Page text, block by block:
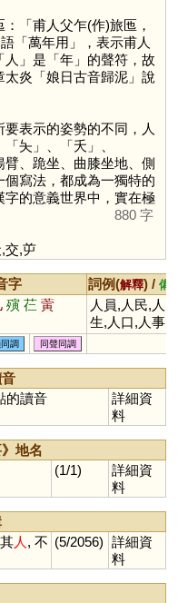
「甫人父乍(作)旅匜，
「萬年用」，表示甫人
人 」是「年」的聲符，故
太炎「娘日古音歸泥」說
要表示的姿勢的不同，人
「夨 」、「夭 」、
、跪坐、曲膝坐地、側
寫法，都成為一獨特的
字的意義世界中，實在極
880 字
,交,屰
字 詞例(解釋) / 備
殥 芢 蔩
人員,人民,人
生,人口,人事,
人物,人才,人
格,人道,人選,
人質,人權,人
類,人心惶惶
調 同聲同調
的讀音
詳細資
料
》地名
(1/1)
詳細資
料
人 , 不 (5/2056) 詳細資
料